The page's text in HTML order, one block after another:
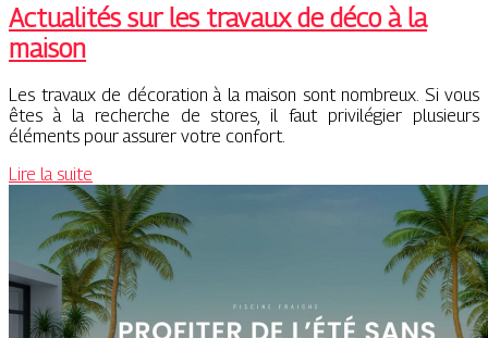
Actualités sur les travaux de déco à la
maison
Les travaux de décoration à la maison sont nombreux. Si vous
êtes à la recherche de stores, il faut privilégier plusieurs
éléments pour assurer votre confort.
Lire la suite